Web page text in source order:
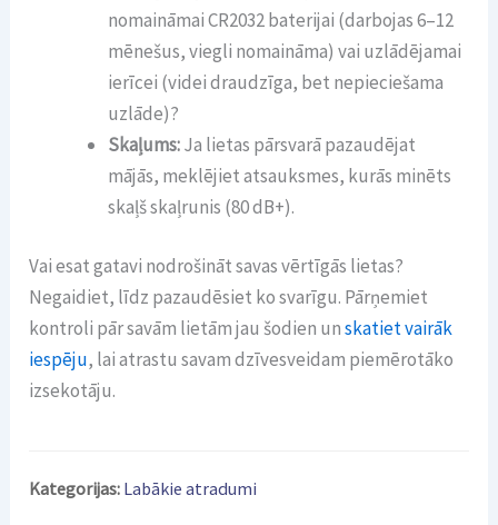
nomaināmai CR2032 baterijai (darbojas 6–12
mēnešus, viegli nomaināma) vai uzlādējamai
ierīcei (videi draudzīga, bet nepieciešama
uzlāde)?
Skaļums:Ja lietas pārsvarā pazaudējat
mājās, meklējiet atsauksmes, kurās minēts
skaļš skaļrunis (80 dB+).
Vai esat gatavi nodrošināt savas vērtīgās lietas?
Negaidiet, līdz pazaudēsiet ko svarīgu. Pārņemiet
kontroli pār savām lietām jau šodien unskatiet vairāk
iespēju, lai atrastu savam dzīvesveidam piemērotāko
izsekotāju.
Kategorijas: Labākie atradumi